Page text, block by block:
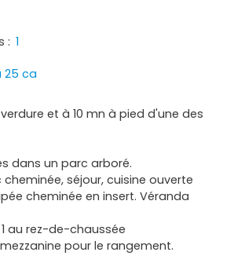
: 1
25 ca
et à 10 mn à pied d'une des
dans un parc arboré.
cheminée, séjour, cuisine ouverte
cheminée en insert. Véranda
au rez-de-chaussée
pour le rangement.